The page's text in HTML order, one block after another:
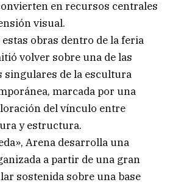
en recursos centrales
visual.
obras dentro de la feria
volver sobre una de las
singulares de la escultura
marcada por una
del vínculo entre
y estructura.
Arena desarrolla una
a partir de una gran
sostenida sobre una base